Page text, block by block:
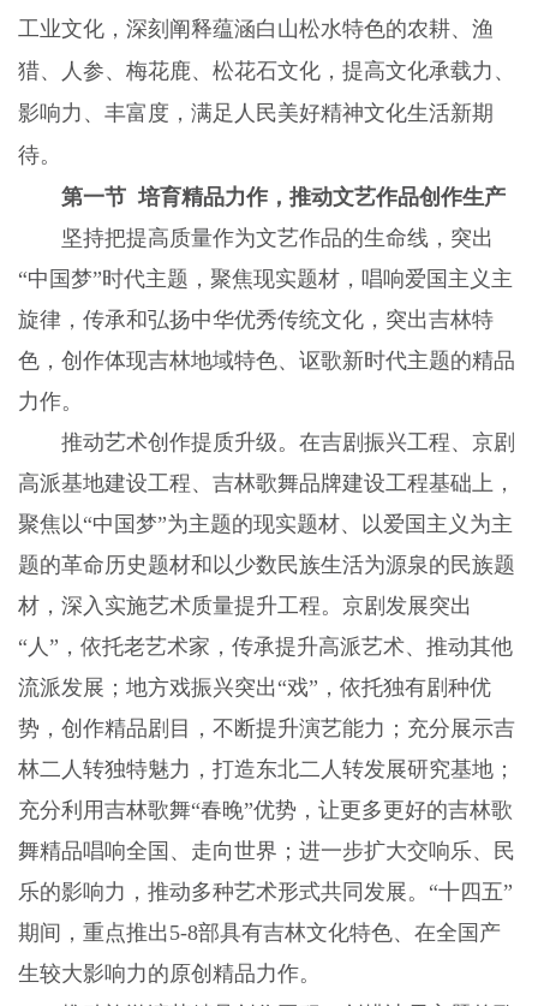
工业文化，深刻阐释蕴涵白山松水特色的农耕、渔
猎、人参、梅花鹿、松花石文化，提高文化承载力、
影响力、丰富度，满足人民美好精神文化生活新期
待。
第一节 培育精品力作，推动文艺作品创作生产
坚持把提高质量作为文艺作品的生命线，突出
“中国梦”时代主题，聚焦现实题材，唱响爱国主义主
旋律，传承和弘扬中华优秀传统文化，突出吉林特
色，创作体现吉林地域特色、讴歌新时代主题的精品
力作。
推动艺术创作提质升级。在吉剧振兴工程、京剧
高派基地建设工程、吉林歌舞品牌建设工程基础上，
聚焦以“中国梦”为主题的现实题材、以爱国主义为主
题的革命历史题材和以少数民族生活为源泉的民族题
材，深入实施艺术质量提升工程。京剧发展突出
“人”，依托老艺术家，传承提升高派艺术、推动其他
流派发展；地方戏振兴突出“戏”，依托独有剧种优
势，创作精品剧目，不断提升演艺能力；充分展示吉
林二人转独特魅力，打造东北二人转发展研究基地；
充分利用吉林歌舞“春晚”优势，让更多更好的吉林歌
舞精品唱响全国、走向世界；进一步扩大交响乐、民
乐的影响力，推动多种艺术形式共同发展。“十四五”
期间，重点推出5-8部具有吉林文化特色、在全国产
生较大影响力的原创精品力作。